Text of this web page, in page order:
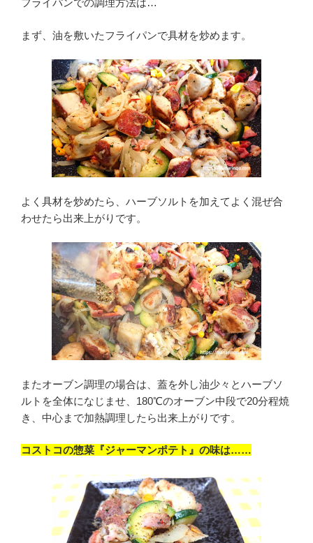
フライパンでの調理方法は…
まず、油を敷いたフライパンで具材を炒めます。
よく具材を炒めたら、ハーブソルトを加えてよく混ぜ合
わせたら出来上がりです。
またオーブン調理の場合は、蓋を外し油少々とハーブソ
ルトを全体になじませ、180℃のオーブン中段で20分程焼
き、中心まで加熱調理したら出来上がりです。
コストコの惣菜『ジャーマンポテト』の味は……